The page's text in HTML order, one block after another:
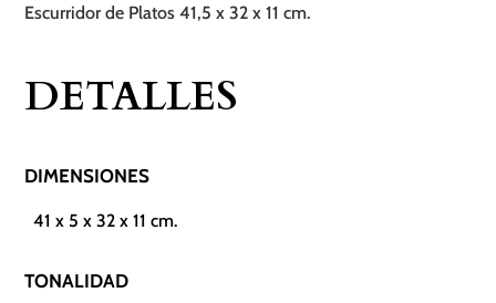
Escurridor de Platos 41,5 x 32 x 11 cm.
DETALLES
DIMENSIONES
41 x 5 x 32 x 11 cm.
TONALIDAD